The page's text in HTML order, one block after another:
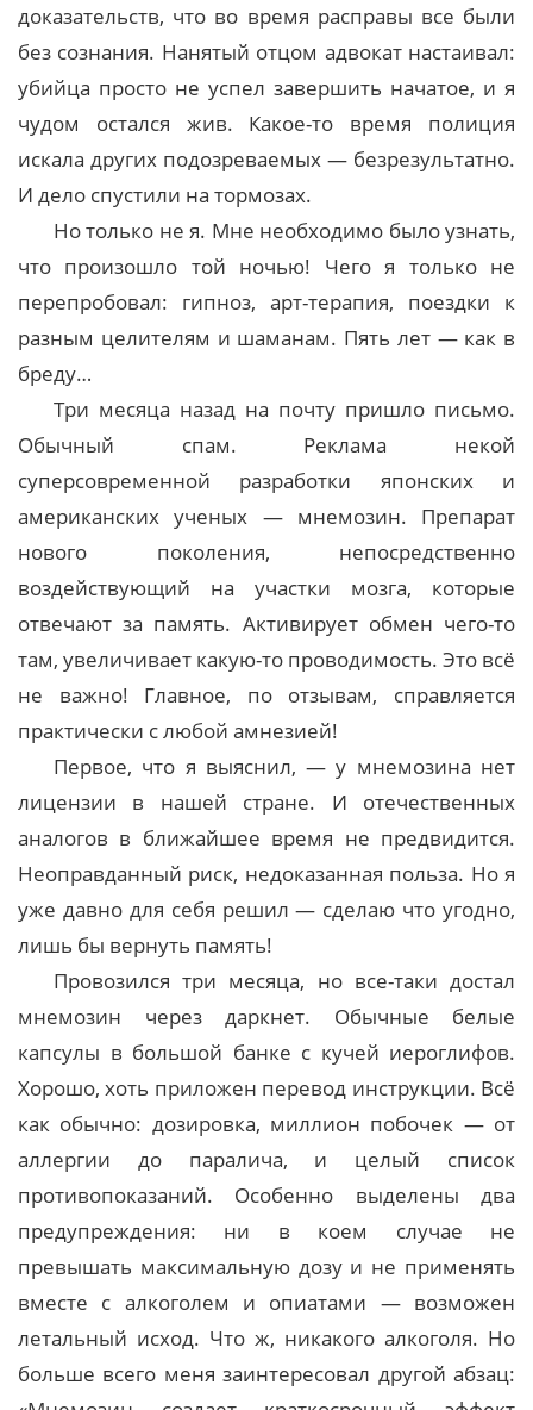
доказательств, что во время расправы все были
без сознания. Нанятый отцом адвокат настаивал:
убийца просто не успел завершить начатое, и я
чудом остался жив. Какое-то время полиция
искала других подозреваемых — безрезультатно.
И дело спустили на тормозах.
Но только не я. Мне необходимо было узнать,
что произошло той ночью! Чего я только не
перепробовал: гипноз, арт-терапия, поездки к
разным целителям и шаманам. Пять лет — как в
бреду…
Три месяца назад на почту пришло письмо.
Обычный спам. Реклама некой
суперсовременной разработки японских и
американских ученых — мнемозин. Препарат
нового поколения, непосредственно
воздействующий на участки мозга, которые
отвечают за память. Активирует обмен чего-то
там, увеличивает какую-то проводимость. Это всё
не важно! Главное, по отзывам, справляется
практически с любой амнезией!
Первое, что я выяснил, — у мнемозина нет
лицензии в нашей стране. И отечественных
аналогов в ближайшее время не предвидится.
Неоправданный риск, недоказанная польза. Но я
уже давно для себя решил — сделаю что угодно,
лишь бы вернуть память!
Провозился три месяца, но все-таки достал
мнемозин через даркнет. Обычные белые
капсулы в большой банке с кучей иероглифов.
Хорошо, хоть приложен перевод инструкции. Всё
как обычно: дозировка, миллион побочек — от
аллергии до паралича, и целый список
противопоказаний. Особенно выделены два
предупреждения: ни в коем случае не
превышать максимальную дозу и не применять
вместе с алкоголем и опиатами — возможен
летальный исход. Что ж, никакого алкоголя. Но
больше всего меня заинтересовал другой абзац: